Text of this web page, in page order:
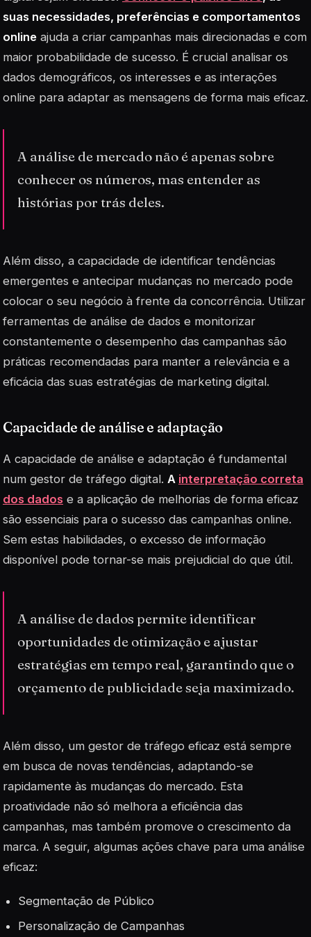
suas necessidades, preferências e comportamentos
online ajuda a criar campanhas mais direcionadas e com
maior probabilidade de sucesso. É crucial analisar os
dados demográficos, os interesses e as interações
online para adaptar as mensagens de forma mais eficaz.
A análise de mercado não é apenas sobre
conhecer os números, mas entender as
histórias por trás deles.
Além disso, a capacidade de identificar tendências
emergentes e antecipar mudanças no mercado pode
colocar o seu negócio à frente da concorrência. Utilizar
ferramentas de análise de dados e monitorizar
constantemente o desempenho das campanhas são
práticas recomendadas para manter a relevância e a
eficácia das suas estratégias de marketing digital.
Capacidade de análise e adaptação
A capacidade de análise e adaptação é fundamental
num gestor de tráfego digital. A interpretação correta
dos dados e a aplicação de melhorias de forma eficaz
são essenciais para o sucesso das campanhas online.
Sem estas habilidades, o excesso de informação
disponível pode tornar-se mais prejudicial do que útil.
A análise de dados permite identificar
oportunidades de otimização e ajustar
estratégias em tempo real, garantindo que o
orçamento de publicidade seja maximizado.
Além disso, um gestor de tráfego eficaz está sempre
em busca de novas tendências, adaptando-se
rapidamente às mudanças do mercado. Esta
proatividade não só melhora a eficiência das
campanhas, mas também promove o crescimento da
marca. A seguir, algumas ações chave para uma análise
eficaz:
Segmentação de Público
Personalização de Campanhas